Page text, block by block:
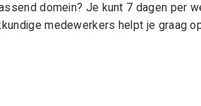
domein? Je kunt 7 dagen per
medewerkers helpt je graag